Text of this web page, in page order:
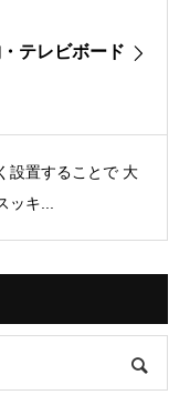
テレビボード
設置することで 大
キ...